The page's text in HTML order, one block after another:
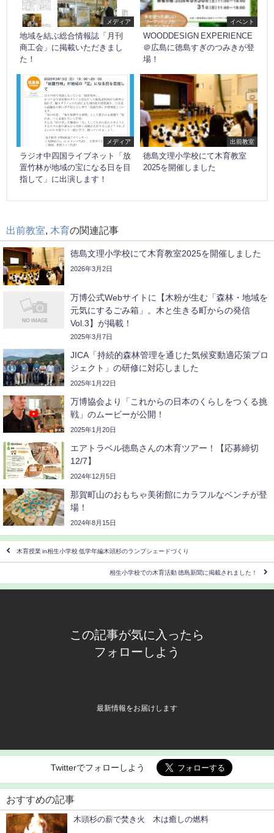
メディア
地域を結ぶ総合情報誌「月刊
商工会」に掲載いただきまし
た！
イベント
WOODDESIGN EXPERIENCE
＠広島に徳島すぎのつみきが登
場！
メディア
ラジオ中四国ライブネット「放
置竹林が地域の宝になる日を目
指して」に出演します！
出前教室
徳島文理小学校にて木育教室
2025を開催しました
出前教室 木育の関連記事
徳島文理小学校にて木育教室2025を開催しました
2026年3月2日
万博公式Webサイトに【木粉が生む「森林・地域を
元気にするごみ箱」。木と生きる町からの発信
Vol.3】が掲載！
2025年3月7日
JICA「持続的森林管理を通じた気候変動適応策プロ
ジェクト」の研修に対応しました
2025年1月22日
万博協会より「これからの日本のくらしをつくる挑
戦」のムービーが公開！
2025年1月20日
エアトラベル徳島さんの木育ツアー！【応募締切
12/7】
2024年12月5日
那賀町山のおもちゃ美術館にカラフルなベンチが登
場！
2024年8月15日
木育授業 in相生小学校 低学年編木頭杉のランプシェードづくり
相生小学校での木育活動 徳島新聞に掲載されました！
この記事が気に入ったら
フォローしよう
最新情報をお届けします
Twitterでフォローしよう
おすすめの記事
木頭杉の薪で焚き火 木は癒しの燃料